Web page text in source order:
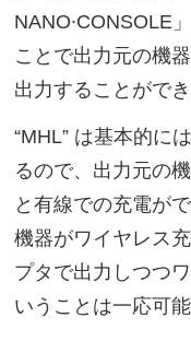
NANO∙CONSOLE
ことで出力元の機
出力することができ
“MHL” は基本的に
るので、出力元の
と有線での充電が
機器がワイヤレス
プタで出力しつつ
いうことは一応可